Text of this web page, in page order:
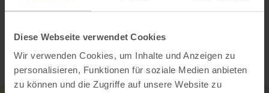
Diese Webseite verwendet Cookies
Wir verwenden Cookies, um Inhalte und Anzeigen zu
personalisieren, Funktionen für soziale Medien anbieten
zu können und die Zugriffe auf unsere Website zu
Contact